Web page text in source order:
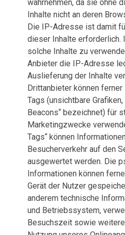
wahrnehmen, da sie ohne
Inhalte nicht an deren
Die IP-Adresse ist damit
dieser Inhalte erforderlich.
solche Inhalte zu
Anbieter die IP-Adresse
Auslieferung der Inhalte
Drittanbieter können
Tags (unsichtbare Grafiken,
Beacons“ bezeichnet) für
Marketingzwecke
Tags“ können
Besucherverkehr auf den
ausgewertet werden. Die
Informationen können
Gerät der Nutzer
anderem technische
und Betriebssystem,
Besuchszeit sowie